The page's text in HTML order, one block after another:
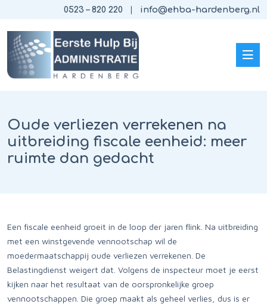
0523 – 820 220 info@ehba-hardenberg.nl
Oude verliezen verrekenen na
uitbreiding fiscale eenheid: meer
ruimte dan gedacht
Een fiscale eenheid groeit in de loop der jaren flink. Na uitbreiding
met een winstgevende vennootschap wil de
moedermaatschappij oude verliezen verrekenen. De
Belastingdienst weigert dat. Volgens de inspecteur moet je eerst
kijken naar het resultaat van de oorspronkelijke groep
vennootschappen. Die groep maakt als geheel verlies, dus is er